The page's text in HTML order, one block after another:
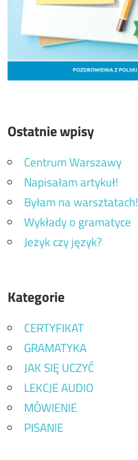
Ostatnie wpisy
Centrum Warszawy
Napisałam artykuł!
Byłam na warsztatach!
Wykłady o gramatyce
Jeżyk czy język?
Kategorie
CERTYFIKAT
GRAMATYKA
JAK SIĘ UCZYĆ
LEKCJE AUDIO
MÓWIENIE
PISANIE